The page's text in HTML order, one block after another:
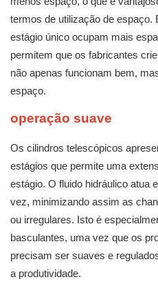
termos de utilização de espaço.
estágio único ocupam mais
permitem que os fabricantes
não apenas funcionam bem,
espaço.
operação suave
Os cilindros telescópicos
estágios que permite uma
estágio. O fluido hidráulico atua
vez, minimizando assim as
ou irregulares. Isto é
basculantes, uma vez que os
precisam ser suaves e
a produtividade.